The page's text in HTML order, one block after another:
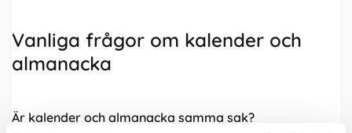
Vanliga frågor om kalender och
almanacka
Är kalender och almanacka samma sak?